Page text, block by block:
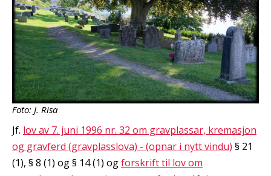
Foto: J. Risa
Jf. lov av 7. juni 1996 nr. 32 om gravplassar, kremasjon
og gravferd (gravplasslova) - (opnar i nytt vindu) § 21
(1), § 8 (1) og § 14 (1) ogforskrift til lov om